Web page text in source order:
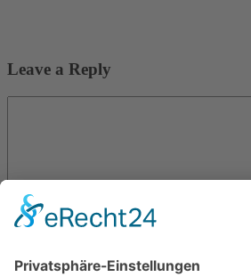
Leave a Reply
Name *
Save my name, email, and website in